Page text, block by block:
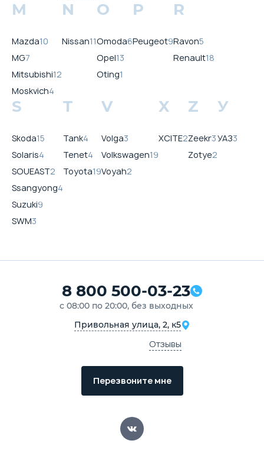
M
Mazda10
MG7
Mitsubishi12
Moskvich4
N
Nissan11
O
Omoda6
Opel13
Oting1
P
Peugeot9
R
Ravon5
Renault18
S
Skoda15
Solaris4
SOUEAST2
Ssangyong4
Suzuki9
SWM3
T
Tank4
Tenet4
Toyota19
V
Volga3
Volkswagen19
Voyah2
X
XCITE2
Z
Zeekr3
Zotye2
У
УАЗ3
8 800 500-03-23
с 08:00 по 20:00, без выходных
Привольная улица, 2, к5
Отзывы
Перезвоните мне